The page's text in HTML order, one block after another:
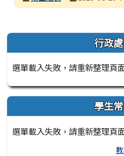
左邊區域內容 行政
選單載入失敗，請重新整理頁
學生
選單載入失敗，請重新整理頁